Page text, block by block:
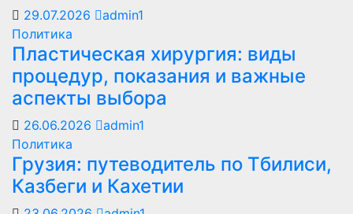
29.07.2026
admin1
Политика
Пластическая хирургия: виды
процедур, показания и важные
аспекты выбора
26.06.2026
admin1
Политика
Грузия: путеводитель по Тбилиси,
Казбеги и Кахетии